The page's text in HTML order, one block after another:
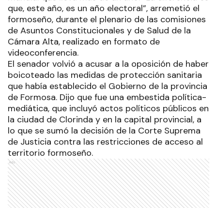
que, este año, es un año electoral”, arremetió el
formoseño, durante el plenario de las comisiones
de Asuntos Constitucionales y de Salud de la
Cámara Alta, realizado en formato de
videoconferencia.
El senador volvió a acusar a la oposición de haber
boicoteado las medidas de protección sanitaria
que había establecido el Gobierno de la provincia
de Formosa. Dijo que fue una embestida política-
mediática, que incluyó actos políticos públicos en
la ciudad de Clorinda y en la capital provincial, a
lo que se sumó la decisión de la Corte Suprema
de Justicia contra las restricciones de acceso al
territorio formoseño.
Ads